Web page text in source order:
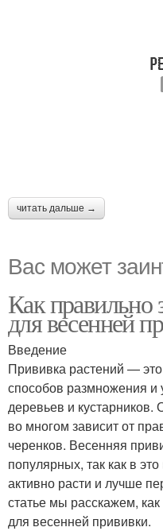
читать дальше →
Вас может
Как правильно
для весенней
Введение
Прививка растений —
способов размножения и
деревьев и кустарников.
во многом зависит от
черенков. Весенняя
популярных, так как в
активно расти и лучше
статье мы расскажем,
для весенней прививки.